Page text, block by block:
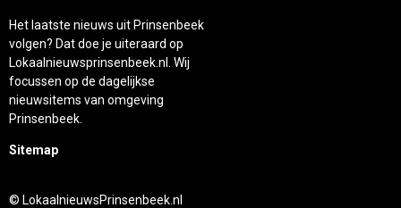
Het laatste nieuws uit Prinsenbeek
volgen? Dat doe je uiteraard op
Lokaalnieuwsprinsenbeek.nl. Wij
focussen op de dagelijkse
nieuwsitems van omgeving
Prinsenbeek.
Sitemap
© LokaalnieuwsPrinsenbeek.nl